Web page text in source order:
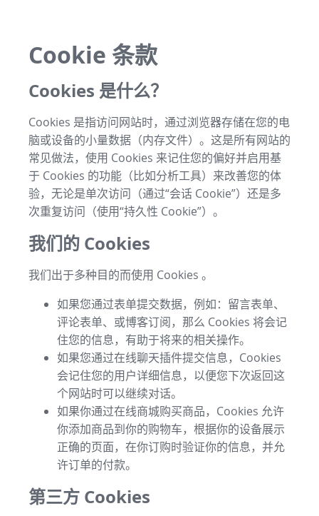
Cookie 条款
Cookies 是什么？
Cookies 是指访问网站时，通过浏览器存储在您的电
脑或设备的小量数据（内存文件）。这是所有网站的
常见做法，使用 Cookies 来记住您的偏好并启用基
于 Cookies 的功能（比如分析工具）来改善您的体
验，无论是单次访问（通过“会话 Cookie”）还是多
次重复访问（使用“持久性 Cookie”）。
我们的 Cookies
我们出于多种目的而使用 Cookies 。
如果您通过表单提交数据，例如：留言表单、
评论表单、或博客订阅，那么 Cookies 将会记
住您的信息，有助于将来的相关操作。
如果您通过在线聊天插件提交信息，Cookies
会记住您的用户详细信息，以便您下次返回这
个网站时可以继续对话。
如果你通过在线商城购买商品，Cookies 允许
你添加商品到你的购物车，根据你的设备展示
正确的页面，在你订购时验证你的信息，并允
许订单的付款。
第三方 Cookies